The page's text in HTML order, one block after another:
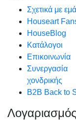
Σχετικά με
Houseart
HouseBlog
Κατάλογοι
Επικοινωνία
Συνεργασία
χονδρικής
B2B Back to
Λογαριασμός